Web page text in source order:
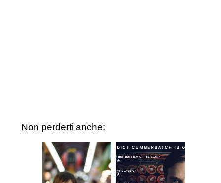
Non perderti anche: